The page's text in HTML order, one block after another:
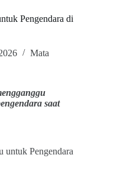
Pengendara di
Mata
saat